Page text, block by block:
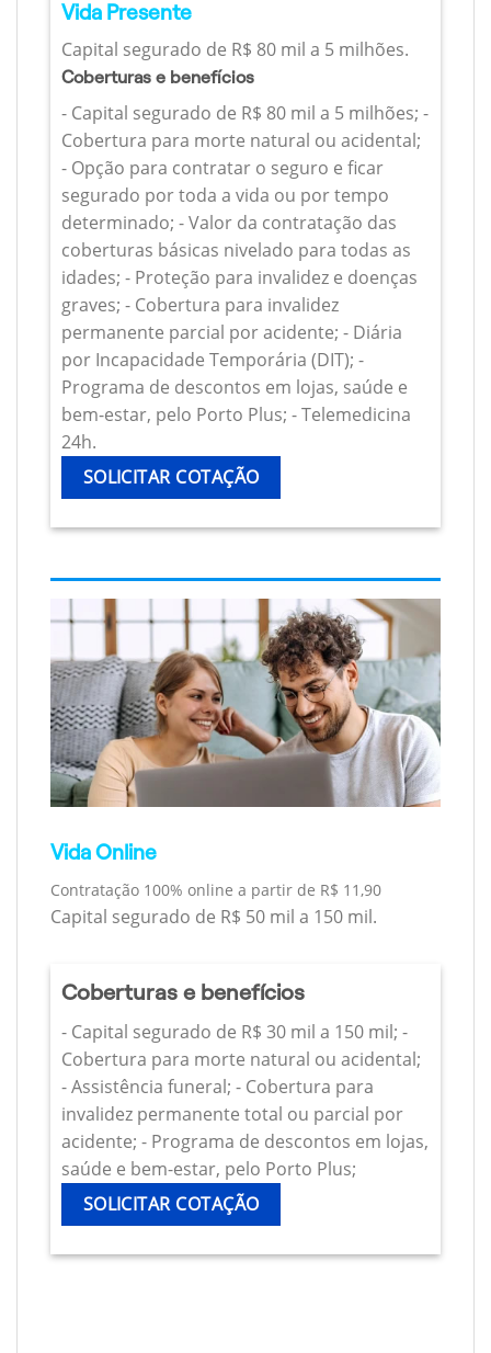
Vida Presente
Capital segurado de R$ 80 mil a 5 milhões.
Coberturas e benefícios
- Capital segurado de R$ 80 mil a 5 milhões; -
Cobertura para morte natural ou acidental;
- Opção para contratar o seguro e ficar
segurado por toda a vida ou por tempo
determinado; - Valor da contratação das
coberturas básicas nivelado para todas as
idades; - Proteção para invalidez e doenças
graves; - Cobertura para invalidez
permanente parcial por acidente; - Diária
por Incapacidade Temporária (DIT); -
Programa de descontos em lojas, saúde e
bem-estar, pelo Porto Plus; - Telemedicina
24h.
SOLICITAR COTAÇÃO
Vida Online
Contratação 100% online a partir de R$ 11,90
Capital segurado de R$ 50 mil a 150 mil.
Coberturas e benefícios
- Capital segurado de R$ 30 mil a 150 mil; -
Cobertura para morte natural ou acidental;
- Assistência funeral; - Cobertura para
invalidez permanente total ou parcial por
acidente; - Programa de descontos em lojas,
saúde e bem-estar, pelo Porto Plus;
SOLICITAR COTAÇÃO